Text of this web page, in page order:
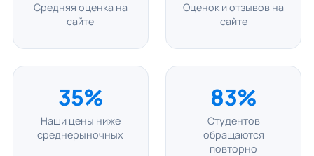
Средняя оценка на
сайте
Оценок и отзывов на
сайте
35%
Наши цены ниже
среднерыночных
83%
Студентов
обращаются
повторно